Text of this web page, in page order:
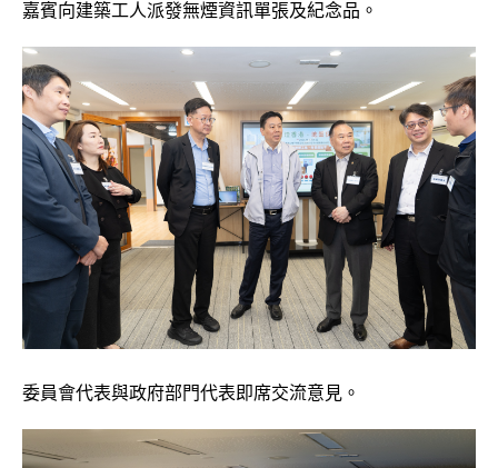
嘉賓向建築工人派發無煙資訊單張及紀念品。
委員會代表與政府部門代表即席交流意見。